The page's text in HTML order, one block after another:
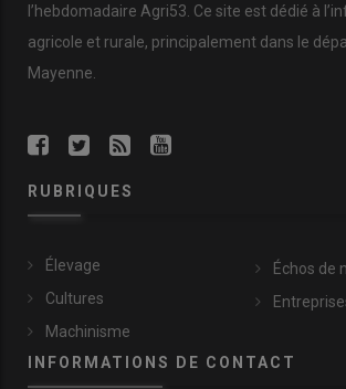
l’hebdomadaire Agri53. Ce site est dédié à
agricole et rurale, principalement dans le
Mayenne.
RUBRIQUES
Élevage
Cultures
Machinisme
Échos de
INFORMATIONS DE CONTACT